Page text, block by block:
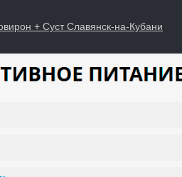
+ Суст Славянск-на-Кубани